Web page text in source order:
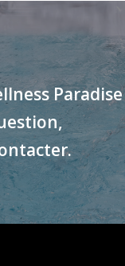
Paradise